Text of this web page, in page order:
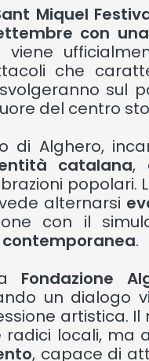
Miquel
con
che
sul
del centro
di Alghero,
catalana,
alternarsi
con il
.
Fondazione
un dialogo
artistica.
locali, ma
, capace di